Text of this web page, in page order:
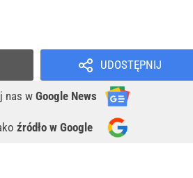
UDOSTĘPNIJ
nas w Google News
źródło w Google